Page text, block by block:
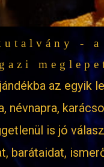
- a
az egyik
névnapra,
is jó
barátaidat,